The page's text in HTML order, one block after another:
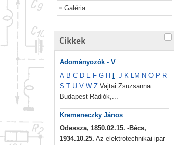
Galéria
Cikkek
Adományozók - V
A B C D E F G H J K LM N O P R
S T U V W Z Vajtai Zsuzsanna
Budapest Rádiók,...
Kremeneczky János
Odessza, 1850.02.15. -Bécs,
1934.10.25. Az elektrotechnikai ipar